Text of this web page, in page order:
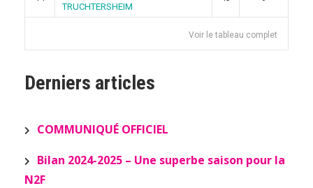
TRUCHTERSHEIM
Voir le tableau complet
Derniers articles
COMMUNIQUÉ OFFICIEL
Bilan 2024-2025 – Une superbe saison pour la
N2F